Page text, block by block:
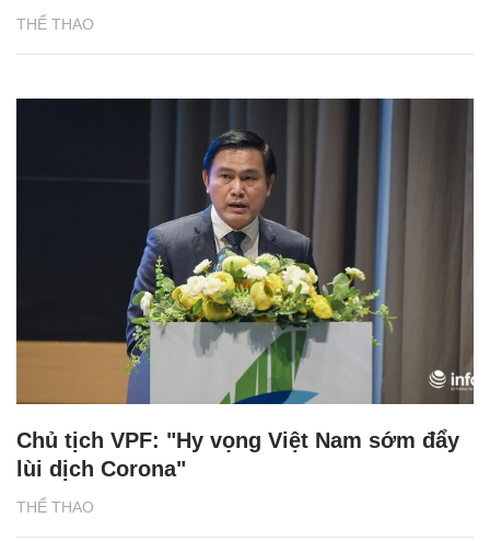
THỂ THAO
THỂ THAO
Chủ tịch VPF: "Hy vọng Việt Nam sớm đẩy
lùi dịch Corona"